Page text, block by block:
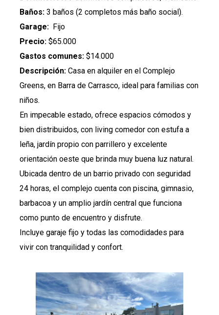
Baños: 3 baños (2 completos más baño social).
Garage: Fijo
Precio: $65.000
Gastos comunes: $14.000
Descripción: Casa en alquiler en el Complejo
Greens, en Barra de Carrasco, ideal para familias con
niños.
En impecable estado, ofrece espacios cómodos y
bien distribuidos, con living comedor con estufa a
leña, jardín propio con parrillero y excelente
orientación oeste que brinda muy buena luz natural.
Ubicada dentro de un barrio privado con seguridad
24 horas, el complejo cuenta con piscina, gimnasio,
barbacoa y un amplio jardín central que funciona
como punto de encuentro y disfrute.
Incluye garaje fijo y todas las comodidades para
vivir con tranquilidad y confort.